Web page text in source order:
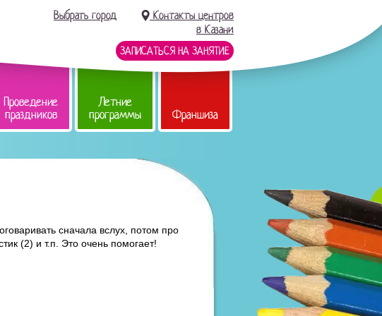
Выбрать город
Контакты центров
в Казани
ЗАПИСАТЬСЯ НА ЗАНЯТИЕ
Проведение
праздников
Летние
программы Франшиза
сначала вслух, потом про
(2) и т.п. Это очень помогает!